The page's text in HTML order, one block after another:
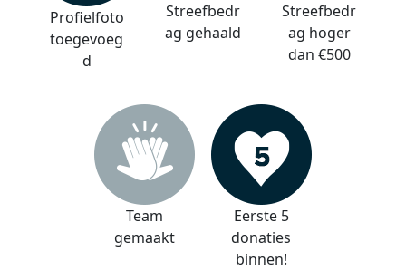
Profielfoto
toegevoeg
d
Streefbedr
ag gehaald
Streefbedr
ag hoger
dan €500
Team
gemaakt
Eerste 5
donaties
binnen!